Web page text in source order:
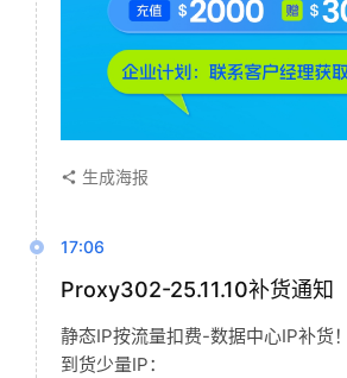
生成海报
17:06
Proxy302-25.11.10补货通知
静态IP按流量扣费-数据中心IP补货！
到货少量IP：